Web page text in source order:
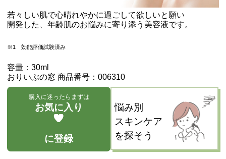
若々しい肌で心晴れやかに過ごして欲しいと願い
開発した、年齢肌のお悩みに寄り添う美容液です。
※1 効能評価試験済み
容量：30ml
おりいぶの窓 商品番号：006310
購入に迷ったらまずは
お気に入り
に登録
悩み別
スキンケア
を探そう